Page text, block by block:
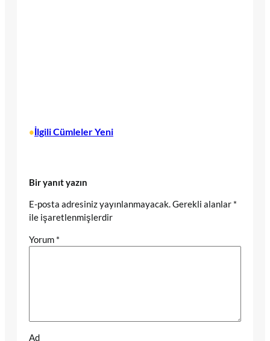
•İlgili Cümleler Yeni
Bir yanıt yazın
E-posta adresiniz yayınlanmayacak.Gerekli alanlar *
ile işaretlenmişlerdir
Yorum *
Ad